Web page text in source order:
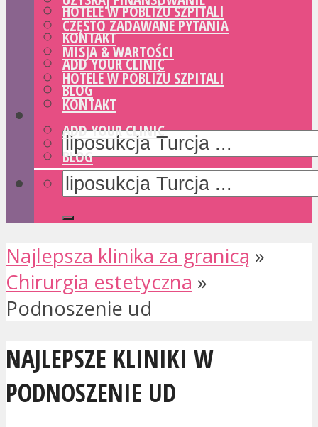
HOTELE W POBLIŻU SZPITALI
KONTAKT
ADD YOUR CLINIC
BLOG
CZĘSTO ZADAWANE PYTANIA
MISJA & WARTOŚCI
HOTELE W POBLIŻU SZPITALI
KONTAKT
ADD YOUR CLINIC
BLOG
Najlepsza klinika za granicą »
Chirurgia estetyczna »
Podnoszenie ud
NAJLEPSZE KLINIKI W
PODNOSZENIE UD